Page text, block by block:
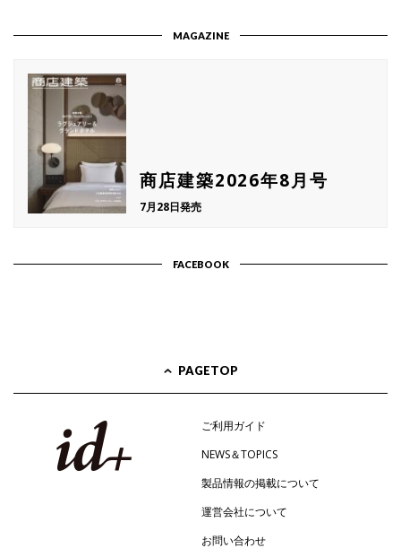
MAGAZINE
商店建築2026年8月号
7月28日発売
FACEBOOK
PAGETOP
ご利用ガイド
NEWS＆TOPICS
製品情報の掲載について
運営会社について
お問い合わせ